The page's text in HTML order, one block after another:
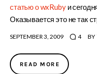
статью о wxRubyи
Оказывается это не так
SEPTEMBER 3, 2009 4 BY
READ MORE